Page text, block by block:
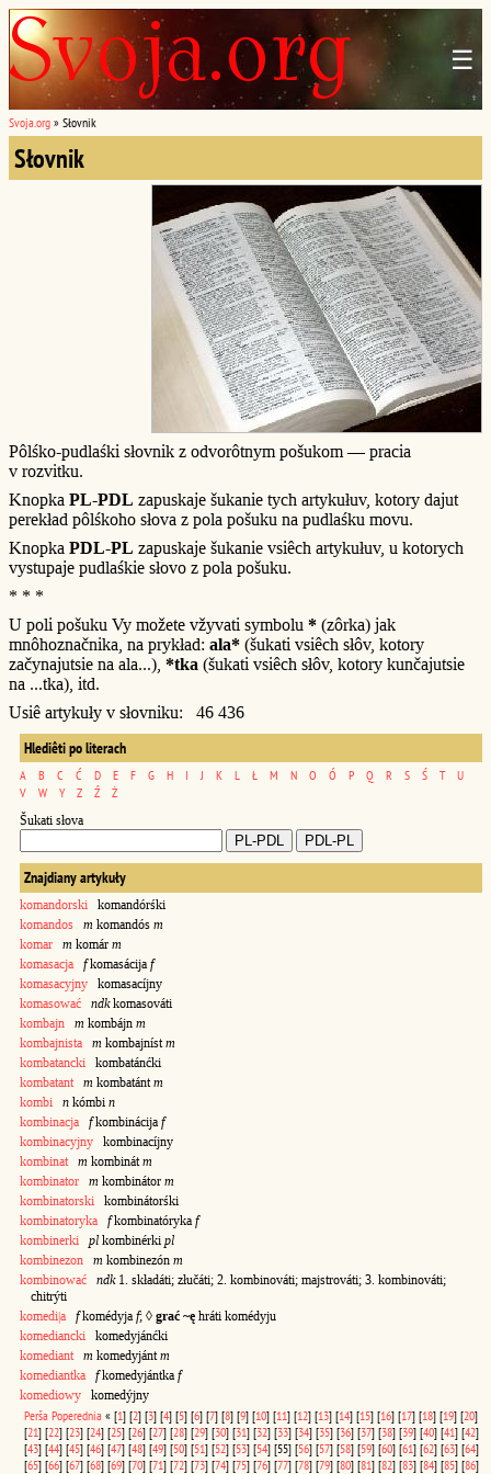
☰
Svoja.org » Słovnik
Słovnik
Pôlśko-pudlaśki słovnik z odvorôtnym pošukom — pracia
v rozvitku.
Knopka PL-PDL zapuskaje šukanie tych artykułuv, kotory dajut
perekład pôlśkoho słova z pola pošuku na pudlaśku movu.
Knopka PDL-PL zapuskaje šukanie vsiêch artykułuv, u kotorych
vystupaje pudlaśkie słovo z pola pošuku.
* * *
U poli pošuku Vy možete vžyvati symbolu * (zôrka) jak
mnôhoznačnika, na prykład: ala* (šukati vsiêch słôv, kotory
začynajutsie na ala...), *tka (šukati vsiêch słôv, kotory kunčajutsie
na ...tka), itd.
Usiê artykuły v słovniku: 46 436
Hlediêti po literach
A B C Ć D E F G H I J K L Ł M N O Ó P Q R S Ś T
U
V
W Y Z Ź Ż
Šukati słova
Znajdiany artykuły
komandorski komandórśki
komandos
m komandós m
komar
m komár m
komasacja
fkomasácija f
komasacyjny komasacíjny
komasować
ndkkomasováti
kombajn
m kombájn m
kombajnista
m kombajníst m
kombatancki kombatánćki
kombatant
m kombatánt m
kombi
n kómbi n
kombinacja
fkombinácija f
kombinacyjny kombinacíjny
kombinat
m kombinát m
kombinator
m kombinátor m
kombinatorski kombinátorśki
kombinatoryka
fkombinatóryka f
kombinerki
pl kombinérki pl
kombinezon
m kombinezón m
kombinować
ndk1. składáti; złučáti; 2. kombinováti; majstrováti; 3. kombinováti;
chitrýti
komedi|a
fkomédyja f; ◊ grać ~ę hráti komédyju
komediancki komedyjánćki
komediant
m komedyjánt m
komediantka
fkomedyjántka f
komediowy komedýjny
Perša Poperednia « [1] [2] [3] [4] [5] [6] [7] [8] [9] [10] [11] [12] [13] [14] [15] [16] [17] [18] [19] [20]
[21] [22] [23] [24] [25] [26] [27] [28] [29] [30] [31] [32] [33] [34] [35] [36] [37] [38] [39] [40] [41] [42]
[43] [44] [45] [46] [47] [48] [49] [50] [51] [52] [53] [54] [55] [56] [57] [58] [59] [60] [61] [62] [63] [64]
[65] [66] [67] [68] [69] [70] [71] [72] [73] [74] [75] [76] [77] [78] [79] [80] [81] [82] [83] [84] [85] [86]